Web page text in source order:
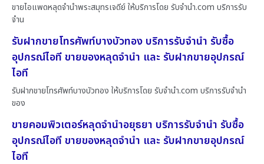
ขายไอแพดหลุดจำนำพระสมุทรเจดีย์ ให้บริการโดย รับจํานํา.com บริการรับ
จำน
รับฝากขายโทรศัพท์บางบัวทอง บริการรับจำนำ รับซื้อ
อุปกรณ์ไอที ขายของหลุดจำนำ และ รับฝากขายอุปกรณ์
ไอที
รับฝากขายโทรศัพท์บางบัวทอง ให้บริการโดย รับจํานํา.com บริการรับจำนำ
ของ
ขายคอมพิวเตอร์หลุดจำนำอยุธยา บริการรับจำนำ รับซื้อ
อุปกรณ์ไอที ขายของหลุดจำนำ และ รับฝากขายอุปกรณ์
ไอที